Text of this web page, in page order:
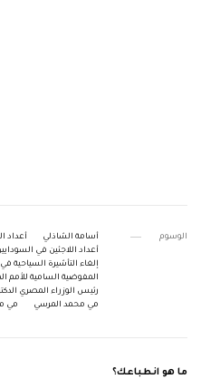
الوسوم أسامة الشاذلي
أعداد
أعداد اللاجئين في
إلغاء التأشيرة السياحية
المفوضية السامية للأمم
رئيس الوزراء المصري
مي محمد المرسي
مي
ما هو انطباعك؟